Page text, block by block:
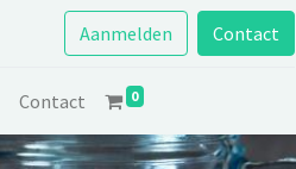
Aanmelden Contact
Contact 0